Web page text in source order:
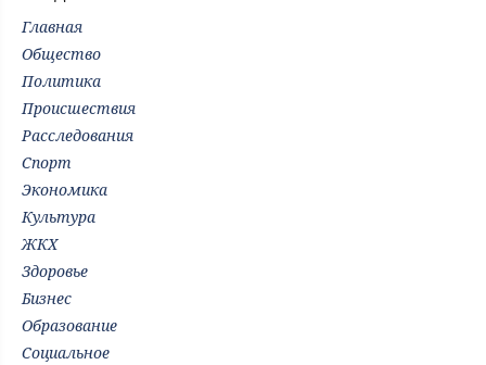
Главная
Общество
Политика
Происшествия
Расследования
Спорт
Экономика
Культура
ЖКХ
Здоровье
Бизнес
Образование
Социальное